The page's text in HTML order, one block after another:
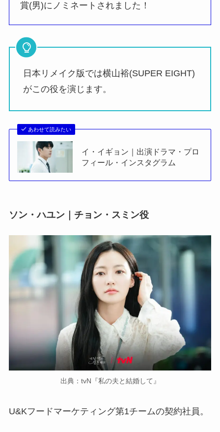
賞(男)にノミネートされました！
日本リメイク版では横山裕(SUPER EIGHT)
がこの役を演じます。
あわせて読みたい
イ・イギョン｜出演ドラマ・プロ
フィール・インスタグラム
ソン・ハユン｜チョン・スミン役
出典：tvN『私の夫と結婚して』
U&Kフードマーケティング第1チームの契約社員。